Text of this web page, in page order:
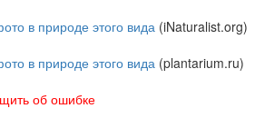
в природе этого вида (iNaturalist.org)
в природе этого вида (plantarium.ru)
об ошибке